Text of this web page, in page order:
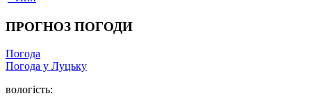
ПРОГНОЗ ПОГОДИ
Погода
Погода у Луцьку
вологість: